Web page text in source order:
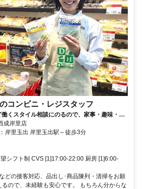
コンビニ・レジスタッフ
くスタイル相談にのるので、家事・趣味・学
できます！
成岸里店
交通アクセス 最寄駅：岸里玉出 岸里玉出駅～徒歩3分
シフト制 CVS [1]17:00-22:00 厨房 [1]6:00-
どの接客対応、品出し･商品陳列・清掃をお願
るので、未経験も安心です。 もちろん分からな